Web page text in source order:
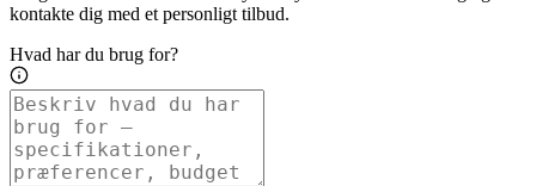
kontakte dig med et personligt tilbud.
Hvad har du brug for?